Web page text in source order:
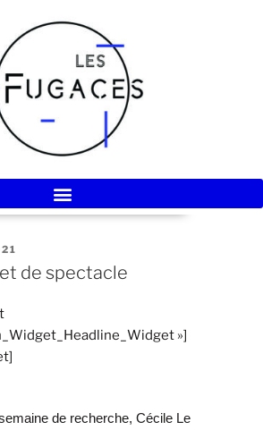
de spectacle
»]
de recherche, Cécile Le